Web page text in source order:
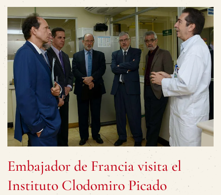
Embajador de Francia visita el
Instituto Clodomiro Picado